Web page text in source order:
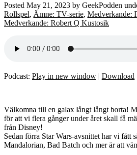
Posted May 21, 2023 by GeekPodden
Rollspel, Ämne: TV-serie, Medverkande:
Medverkande: Robert Q Kustosik
Podcast: Play in new window | Download
Välkomna till en galax långt långt borta!
för att vi flera gånger under året skall få
från Disney!
Sedan förra Star Wars-avsnittet har vi fått
Mandalorian, Bad Batch och mer är att